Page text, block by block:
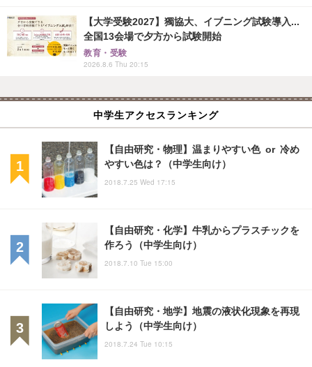
【大学受験2027】獨協大、イブニング試験導入...
全国13会場で夕方から試験開始
教育・受験
2026.8.6 Thu 20:15
中学生アクセスランキング
【自由研究・物理】温まりやすい色 or 冷め
やすい色は？（中学生向け）
2018.7.25 Wed 17:15
【自由研究・化学】牛乳からプラスチックを
作ろう（中学生向け）
2018.7.10 Tue 15:00
【自由研究・地学】地震の液状化現象を再現
しよう（中学生向け）
2018.7.24 Tue 10:15